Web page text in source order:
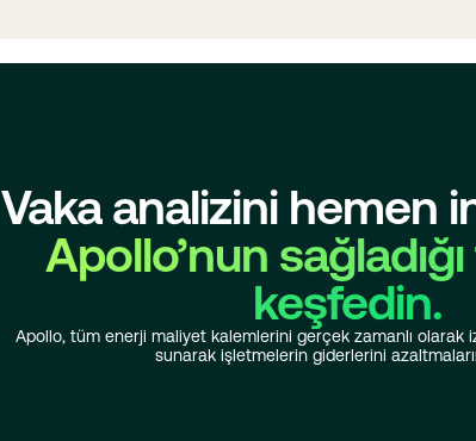
Vaka analizini hemen
Apollo’nun
keşfedin.
Apollo, tüm enerji maliyet kalemlerini gerçek zamanlı olarak
sunarak işletmelerin giderlerini